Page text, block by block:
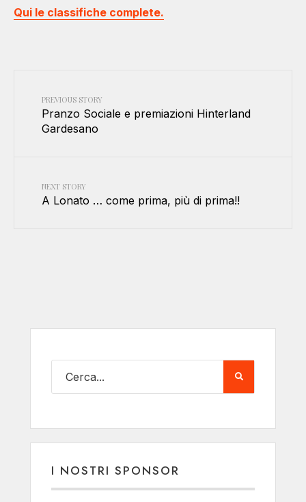
Qui le classifiche complete.
PREVIOUS STORY
Pranzo Sociale e premiazioni Hinterland
Gardesano
NEXT STORY
A Lonato … come prima, più di prima!!
I NOSTRI SPONSOR